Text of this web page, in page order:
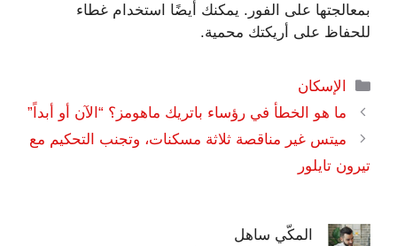
بمعالجتها على الفور. يمكنك أيضًا استخدام غطاء
للحفاظ على أريكتك محمية.
التصنيفات
الإسكان
ما هو الخطأ في رؤساء باتريك ماهومز؟ “الآن أو أبداً”
ميتس غير مناقصة ثلاثة مسكنات، وتجنب التحكيم مع
تيرون تايلور
المكّي ساهل